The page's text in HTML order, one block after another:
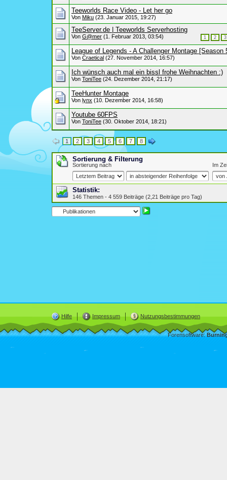
Teeworlds Race Video - Let her go
Von Miku (23. Januar 2015, 19:27)
TeeServer.de | Teeworlds Serverhosting
1 2 3
Von G@mer (1. Februar 2013, 03:54)
League of Legends - A Challenger Montage [Season
Von Craetical (27. November 2014, 16:57)
Ich wünsch auch mal ein bissl frohe Weihnachten :)
Von ToniTee (24. Dezember 2014, 21:17)
TeeHunter Montage
Von lynx (10. Dezember 2014, 16:58)
Youtube 60FPS
Von ToniTee (30. Oktober 2014, 18:21)
1 2 3 4 5 6 7 8
Sortierung & Filterung
Sortierung nach Im
Statistik:
146 Themen - 4 559 Beiträge (2,21 Beiträge pro Tag)
Hilfe Impressum Nutzungsbestimmungen
Forensoftware: